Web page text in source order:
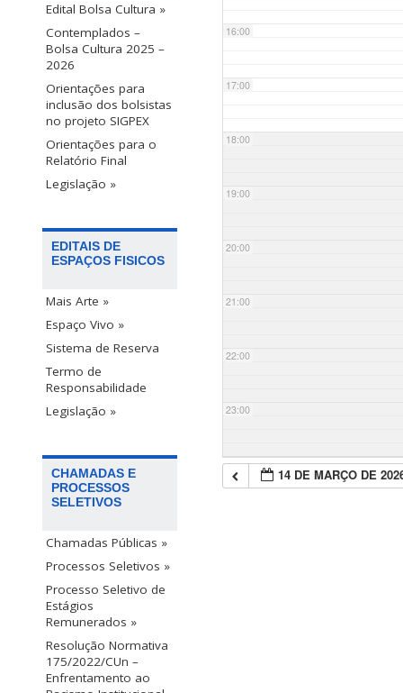
Edital Bolsa Cultura »
Contemplados –
Bolsa Cultura 2025 –
2026
Orientações para
inclusão dos bolsistas
no projeto SIGPEX
Orientações para o
Relatório Final
Legislação »
EDITAIS DE
ESPAÇOS FISICOS
Mais Arte »
Espaço Vivo »
Sistema de Reserva
Termo de
Responsabilidade
Legislação »
CHAMADAS E
PROCESSOS
SELETIVOS
Chamadas Públicas »
Processos Seletivos »
Processo Seletivo de
Estágios
Remunerados »
Resolução Normativa
175/2022/CUn –
Enfrentamento ao
16:00
17:00
18:00
19:00
20:00
21:00
22:00
23:00
14 DE MARÇO DE